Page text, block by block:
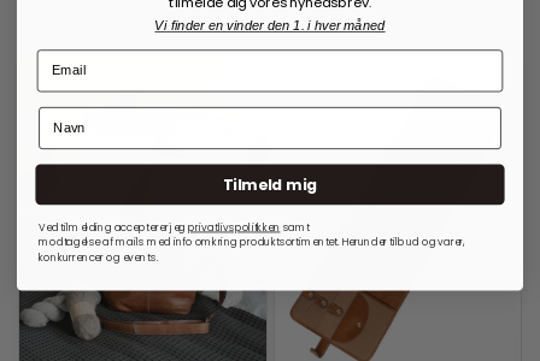
Vi finder en vinder den 1. i hver måned
Tilmeld mig
Ved tilmelding accepterer jegprivatlivspolitkken samt
modtagelse af mails med info omkring produktsortimentet. Herunder tilbud og varer,
konkurrencer og events.